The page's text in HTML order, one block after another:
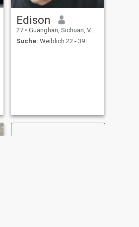
Edison
27 • Guanghan, Sichuan, Volksrep. China
Suche: Weiblich 22 - 39